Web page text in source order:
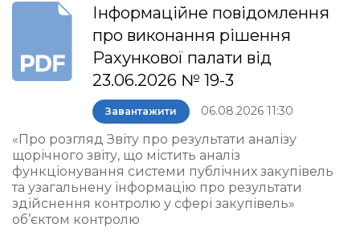
Інформаційне повідомлення
про виконання рішення
Рахункової палати від
23.06.2026 № 19-3
Завантажити 06.08.2026 11:30
«Про розгляд Звіту про результати аналізу
щорічного звіту, що містить аналіз
функціонування системи публічних закупівель
та узагальнену інформацію про результати
здійснення контролю у сфері закупівель»
об’єктом контролю